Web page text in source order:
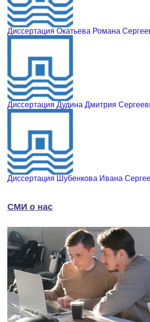
Диссертация Окатьева Романа
Диссертация Дудина Дмитрия
Диссертация Шубенкова Ивана
СМИ о нас